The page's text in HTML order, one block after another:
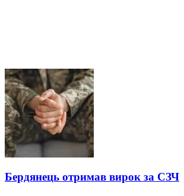
Бердянець отримав вирок за СЗЧ